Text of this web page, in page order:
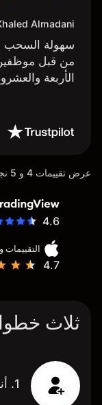
Almadani
سهولة السحب
من قبل
الأربعة
عرض تقييمات 4 و 5 نجوم
4.6
التقييمات
4.7
ثلاث
1. أنشئ حسابك (وفقًا لمعايير الأهلية)